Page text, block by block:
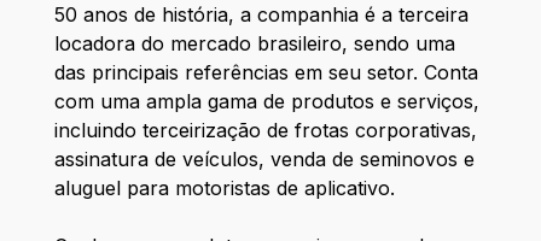
50 anos de história, a companhia é a terceira
locadora do mercado brasileiro, sendo uma
das principais referências em seu setor. Conta
com uma ampla gama de produtos e serviços,
incluindo terceirização de frotas corporativas,
assinatura de veículos, venda de seminovos e
aluguel para motoristas de aplicativo.